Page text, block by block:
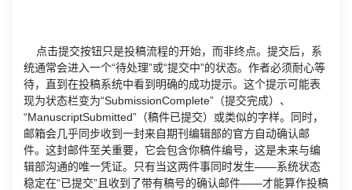
点击提交按钮只是投稿流程的开始，而非终点。提交后，系
统通常会进入一个“待处理”或“提交中”的状态。作者必须耐心等
待，直到在投稿系统中看到明确的成功提示。这个提示可能表
现为状态栏变为“SubmissionComplete”（提交完成）、
“ManuscriptSubmitted”（稿件已提交）或类似的字样。同时，
邮箱会几乎同步收到一封来自期刊编辑部的官方自动确认邮
件。这封邮件至关重要，它会包含你稿件编号，这是未来与编
辑部沟通的唯一凭证。只有当这两件事同时发生——系统状态
稳定在“已提交”且收到了带有稿号的确认邮件——才能算作投稿